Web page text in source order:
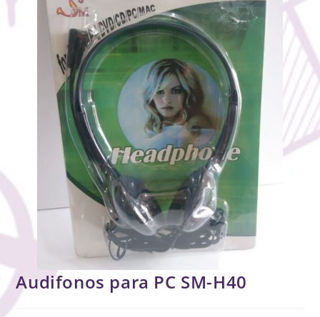
Audifonos para PC SM-H40